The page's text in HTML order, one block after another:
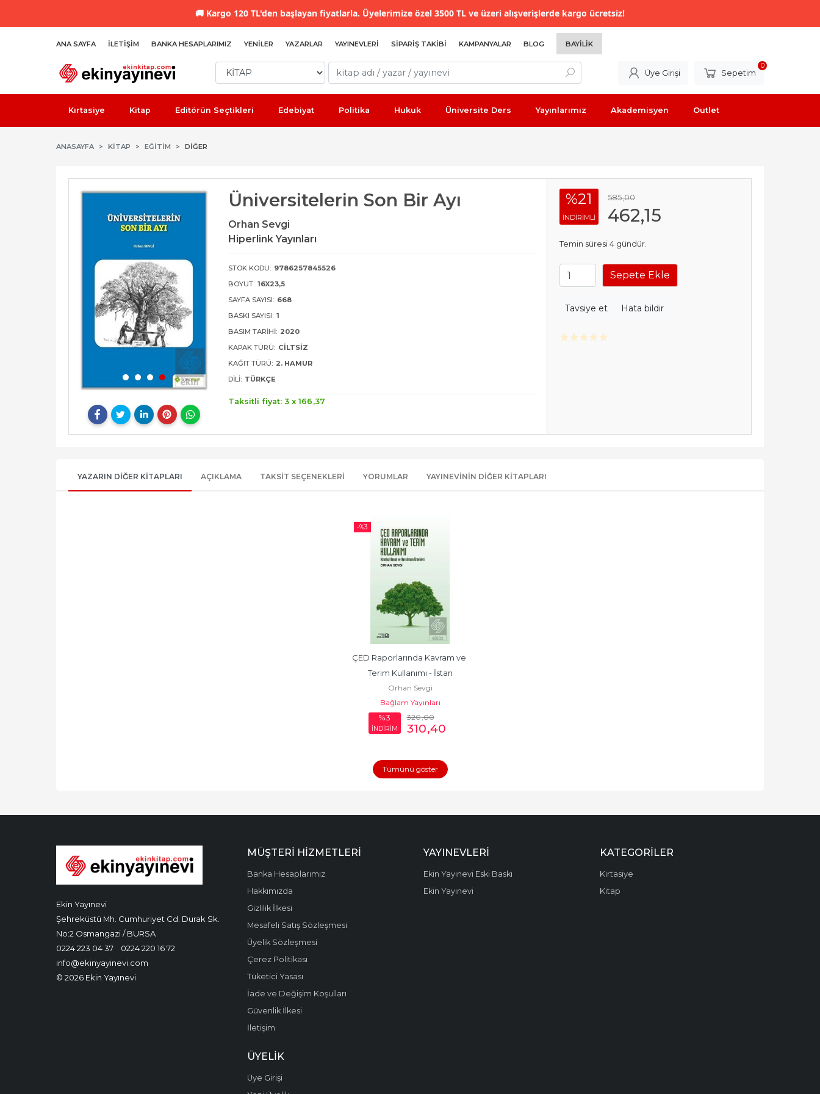
🚚 Kargo 120 TL'den başlayan fiyatlarla. Üyelerimize özel 3500 TL ve üzeri alışverişlerde kargo ücretsiz!
ANA SAYFA İLETIŞIM BANKA HESAPLARIMIZ YENILER YAZARLAR YAYINEVLERI SIPARIŞ TAKIBI KAMPANYALAR BLOG BAYILIK
Üye Girişi Sepetim
0
Kırtasiye Kitap Editörün Seçtikleri Edebiyat Politika Hukuk Üniversite Ders Yayınlarımız Akademisyen Outlet
ANASAYFA KİTAP EĞITIM DIĞER
Üniversitelerin Son Bir Ayı
Orhan Sevgi
Hiperlink Yayınları
STOK KODU: 9786257845526
BOYUT: 16X23,5
SAYFA SAYISI: 668
BASKI SAYISI: 1
BASIM TARIHI: 2020
KAPAK TÜRÜ: CILTSIZ
KAĞIT TÜRÜ: 2. HAMUR
DILI: TÜRKÇE
Taksitli fiyat: 3 x166 ,37
%21
INDIRIMLI
585,00
462,15
Temin süresi 4 gündür.
Sepete Ekle
Tavsiye et Hata bildir
YAZARIN DIĞER KITAPLARI AÇIKLAMA TAKSIT SEÇENEKLERI YORUMLAR YAYINEVININ DIĞER KITAPLARI
-%3
ÇED Raporlarında Kavram ve
Terim Kullanımı - İstan
Orhan Sevgi
Bağlam Yayınları
%3
İNDİRİM
320,00
310,40
Tümünü göster
Ekin Yayınevi
Şehreküstü Mh. Cumhuriyet Cd. Durak Sk.
No:2 Osmangazi / BURSA
0224 223 04 37
0224 220 16 72
info@ekinyayinevi.com
© 2026 Ekin Yayınevi
MÜŞTERI HIZMETLERI
Banka Hesaplarımız
Hakkımızda
Gizlilik İlkesi
Mesafeli Satış Sözleşmesi
Üyelik Sözleşmesi
Çerez Politikası
Tüketici Yasası
İade ve Değişim Koşulları
Güvenlik İlkesi
İletişim
YAYINEVLERI
Ekin Yayınevi Eski Baskı
Ekin Yayınevi
KATEGORILER
Kırtasiye
Kitap
ÜYELIK
Üye Girişi